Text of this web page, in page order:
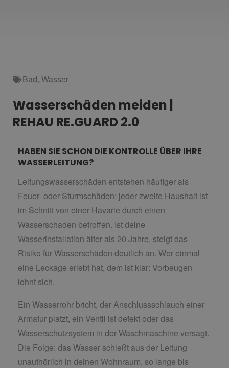
Bad, Wasser
Wasserschäden meiden |
REHAU RE.GUARD 2.0
HABEN SIE SCHON DIE KONTROLLE ÜBER IHRE
WASSERLEITUNG?
Leitungswasserschäden entstehen häufiger als
Feuer- oder Sturmschäden: jeder zweite Haushalt ist
im Schnitt von einer Havarie durch einen
Wasserschaden betroffen. Ist deine
Wasserinstallation älter als 20 Jahre, steigt das
Risiko für Wasserschäden deutlich an. Wer einmal
eine Leckage erlebt hat, dem ist klar: Vorbeugen
lohnt sich.
Ein Wasserrohr bricht, der Anschlussschlauch einer
Armatur platzt, ein Ventil ist defekt oder das
Wasserschutzsystem in der Waschmaschine versagt.
Die Folge: das Wasser schießt aus der Leitung
unaufhörlich in deinen Wohnraum, so lange bis